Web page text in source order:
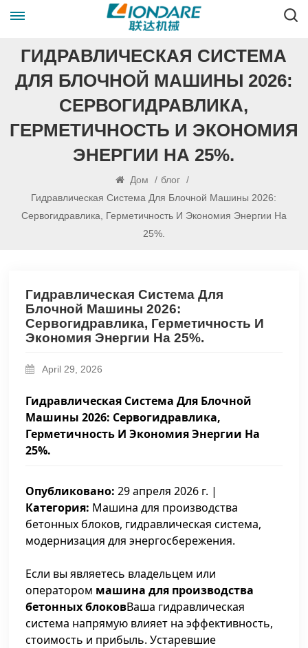
ГИДРАВЛИЧЕСКАЯ СИСТЕМА
ДЛЯ БЛОЧНОЙ МАШИНЫ 2026:
СЕРВОГИДРАВЛИКА,
ГЕРМЕТИЧНОСТЬ И ЭКОНОМИЯ
ЭНЕРГИИ НА 25%.
Дом / блог /
Гидравлическая Система Для Блочной Машины 2026:
Сервогидравлика, Герметичность И Экономия Энергии На
25%.
Гидравлическая Система Для
Блочной Машины 2026:
Сервогидравлика, Герметичность И
Экономия Энергии На 25%.
April 29, 2026
Гидравлическая Система Для Блочной
Машины 2026: Сервогидравлика,
Герметичность И Экономия Энергии На
25%.
Опубликовано: 29 апреля 2026 г. |
Категория: Машина для производства
бетонных блоков, гидравлическая система,
модернизация для энергосбережения.
Если вы являетесь владельцем или
оператором машина для производства
бетонных блоковВаша гидравлическая
система напрямую влияет на эффективность,
стоимость и прибыль. Устаревшие